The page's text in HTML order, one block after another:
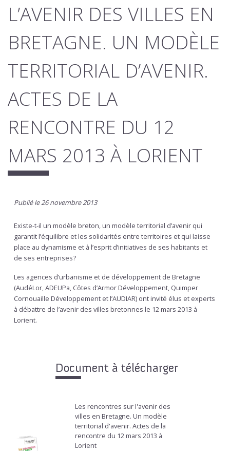
L’AVENIR DES VILLES EN
BRETAGNE. UN MODÈLE
TERRITORIAL D’AVENIR.
ACTES DE LA
RENCONTRE DU 12
MARS 2013 À LORIENT
Publié le 26 novembre 2013
Existe-t-il un modèle breton, un modèle territorial d’avenir qui
garantit l’équilibre et les solidarités entre territoires et qui laisse
place au dynamisme et à l’esprit d’initiatives de ses habitants et
de ses entreprises?
Les agences d’urbanisme et de développement de Bretagne
(AudéLor, ADEUPa, Côtes d’Armor Développement, Quimper
Cornouaille Développement et l’AUDIAR) ont invité élus et experts
à débattre de l’avenir des villes bretonnes le 12 mars 2013 à
Lorient.
Document à télécharger
Les rencontres sur l'avenir des
villes en Bretagne. Un modèle
territorial d'avenir. Actes de la
rencontre du 12 mars 2013 à
Lorient